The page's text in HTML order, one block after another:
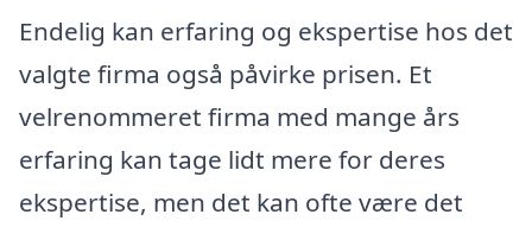
Endelig kan erfaring og ekspertise hos det
valgte firma også påvirke prisen. Et
velrenommeret firma med mange års
erfaring kan tage lidt mere for deres
ekspertise, men det kan ofte være det